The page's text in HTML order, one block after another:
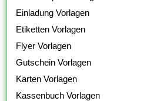
Einladung Vorlagen
Etiketten Vorlagen
Flyer Vorlagen
Gutschein Vorlagen
Karten Vorlagen
Kassenbuch Vorlagen